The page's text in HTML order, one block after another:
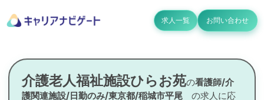
求人一覧 お問い合わせ
介護老人福祉施設ひらお苑の看護師/介
護関連施設/日勤のみ/東京都/稲城市平尾 の求人に応